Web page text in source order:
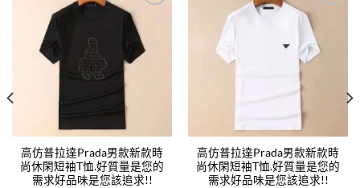
Add to
wishlist
高仿普拉達Prada男款新款時
尚休閑短袖T恤.好質量是您的
需求好品味是您該追求!!
wishlist
高仿普拉達Prada男款新款時
尚休閑短袖T恤.好質量是您的
需求好品味是您該追求!!